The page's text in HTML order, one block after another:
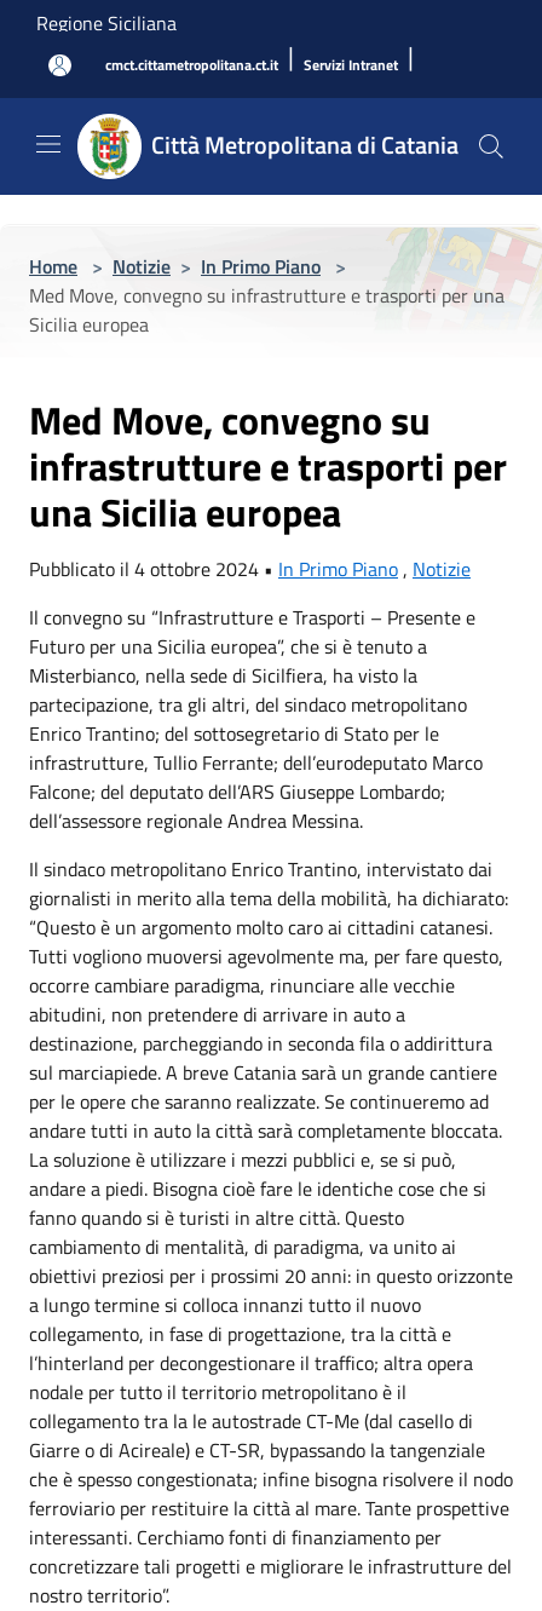
Salta al contenuto principale
Regione Siciliana
cmct.cittametropolitana.ct.it | Servizi Intranet |
Città Metropolitana di Catania
Home > Notizie > In Primo Piano >
Med Move, convegno su infrastrutture e trasporti per una
Sicilia europea
Med Move, convegno su
infrastrutture e trasporti per
una Sicilia europea
Pubblicato il 4 ottobre 2024 • In Primo Piano, Notizie
Il convegno su “Infrastrutture e Trasporti – Presente e
Futuro per una Sicilia europea”, che si è tenuto a
Misterbianco, nella sede di Sicilfiera, ha visto la
partecipazione, tra gli altri, del sindaco metropolitano
Enrico Trantino; del sottosegretario di Stato per le
infrastrutture, Tullio Ferrante; dell’eurodeputato Marco
Falcone; del deputato dell’ARS Giuseppe Lombardo;
dell’assessore regionale Andrea Messina.
Il sindaco metropolitano Enrico Trantino, intervistato dai
giornalisti in merito alla tema della mobilità, ha dichiarato:
“Questo è un argomento molto caro ai cittadini catanesi.
Tutti vogliono muoversi agevolmente ma, per fare questo,
occorre cambiare paradigma, rinunciare alle vecchie
abitudini, non pretendere di arrivare in auto a
destinazione, parcheggiando in seconda fila o addirittura
sul marciapiede. A breve Catania sarà un grande cantiere
per le opere che saranno realizzate. Se continueremo ad
andare tutti in auto la città sarà completamente bloccata.
La soluzione è utilizzare i mezzi pubblici e, se si può,
andare a piedi. Bisogna cioè fare le identiche cose che si
fanno quando si è turisti in altre città. Questo
cambiamento di mentalità, di paradigma, va unito ai
obiettivi preziosi per i prossimi 20 anni: in questo orizzonte
a lungo termine si colloca innanzi tutto il nuovo
collegamento, in fase di progettazione, tra la città e
l’hinterland per decongestionare il traffico; altra opera
nodale per tutto il territorio metropolitano è il
collegamento tra la le autostrade CT-Me (dal casello di
Giarre o di Acireale) e CT-SR, bypassando la tangenziale
che è spesso congestionata; infine bisogna risolvere il nodo
ferroviario per restituire la città al mare. Tante prospettive
interessanti. Cerchiamo fonti di finanziamento per
concretizzare tali progetti e migliorare le infrastrutture del
nostro territorio”.